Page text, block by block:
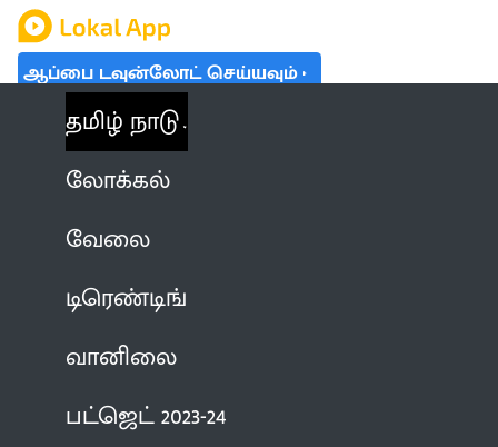
ஆப்பை டவுன்லோட் செய்யவும்
தமிழ் நாடு
லோக்கல்
வேலை
டிரெண்டிங்
வானிலை
பட்ஜெட் 2023-24